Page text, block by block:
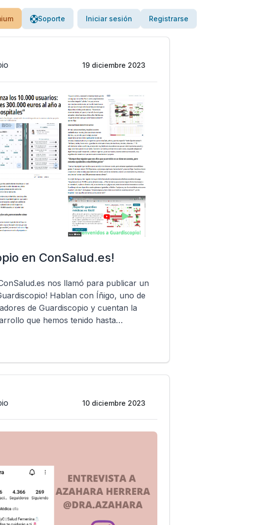
Soporte Iniciar sesión Registrarse
19 diciembre 2023
en ConSalud.es!
nos llamó para publicar un
Hablan con Íñigo, uno de
de Guardiscopio y cuentan la
que hemos tenido hasta…
10 diciembre 2023